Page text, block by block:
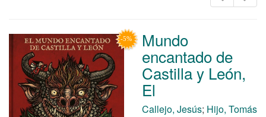
Mundo
encantado de
Castilla y León,
El
Callejo, Jesús; Hijo, Tomás